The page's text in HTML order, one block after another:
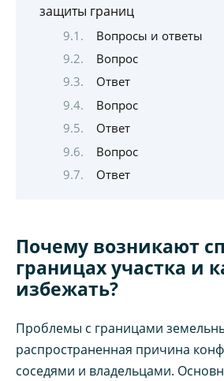
защиты границ
Вопросы и ответы
Вопрос
Ответ
Вопрос
Ответ
Вопрос
Ответ
Почему возникают
границах участка и
избежать?
Проблемы с границами
распространенная причина
соседями и владельцами.